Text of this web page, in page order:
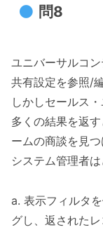
問8
ユニバーサルコ
共有設定を参照/
しかしセールス
多くの結果を返
ームの商談を見つ
システム管理者
a. 表示フィルタ
グし、返された